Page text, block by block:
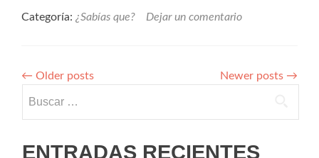
Categoría: ¿Sabías que? Dejar un comentario
← Older posts Newer posts →
ENTRADAS RECIENTES